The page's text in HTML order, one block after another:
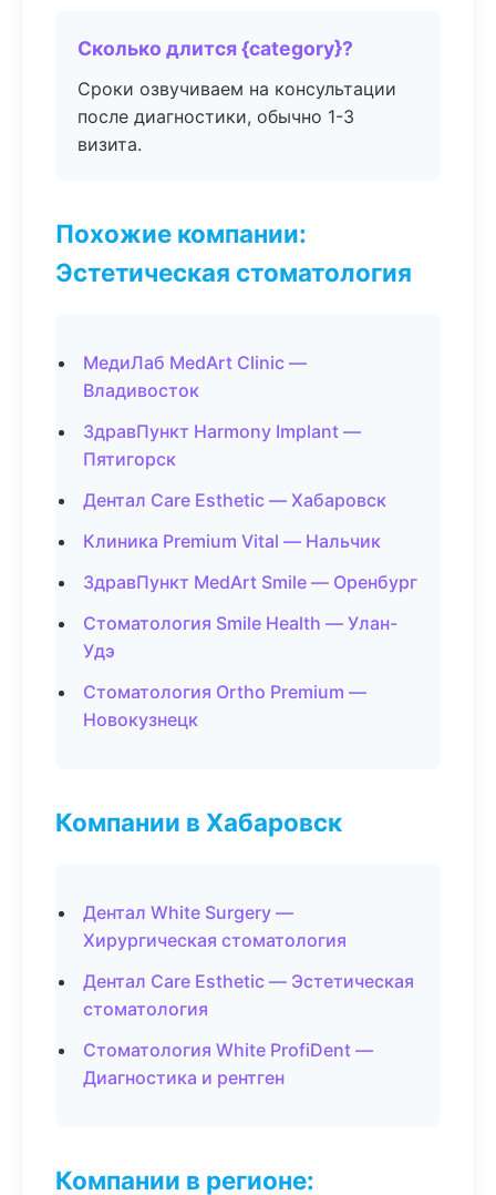
Сколько длится {category}?
Сроки озвучиваем на консультации
после диагностики, обычно 1-3
визита.
Похожие компании:
Эстетическая стоматология
МедиЛаб MedArt Clinic —
Владивосток
ЗдравПункт Harmony Implant —
Пятигорск
Дентал Care Esthetic — Хабаровск
Клиника Premium Vital — Нальчик
ЗдравПункт MedArt Smile — Оренбург
Стоматология Smile Health — Улан-
Удэ
Стоматология Ortho Premium —
Новокузнецк
Компании в Хабаровск
Дентал White Surgery —
Хирургическая стоматология
Дентал Care Esthetic — Эстетическая
стоматология
Стоматология White ProfiDent —
Диагностика и рентген
Компании в регионе: